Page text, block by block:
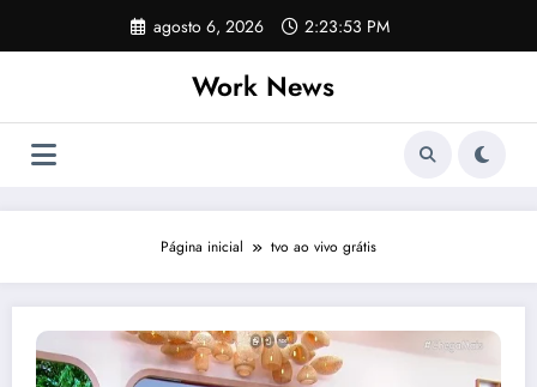
o
agosto 6, 2026 2:23:53 PM
Work News
Página inicial tvo ao vivo grátis